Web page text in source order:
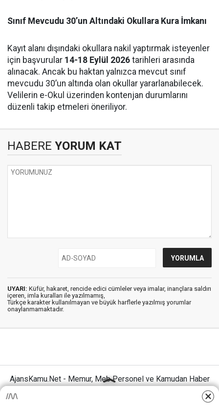
Sınıf Mevcudu 30’un Altındaki Okullara Kura İmkanı
Kayıt alanı dışındaki okullara nakil yaptırmak isteyenler
için başvurular 14-18 Eylül 2026 tarihleri arasında
alınacak. Ancak bu haktan yalnızca mevcut sınıf
mevcudu 30’un altında olan okullar yararlanabilecek.
Velilerin e-Okul üzerinden kontenjan durumlarını
düzenli takip etmeleri öneriliyor.
HABERE YORUM KAT
UYARI: Küfür, hakaret, rencide edici cümleler veya imalar, inançlara saldırı
içeren, imla kuralları ile yazılmamış,
Türkçe karakter kullanılmayan ve büyük harflerle yazılmış yorumlar
onaylanmamaktadır.
AjansKamu.Net - Memur, Meb Personel ve Kamudan Haber